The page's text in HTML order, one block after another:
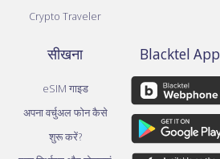
Crypto Traveler
सीखना
eSIM गाइड
अपना वर्चुअल फोन कैसे
शुरू करें?
Blacktel App